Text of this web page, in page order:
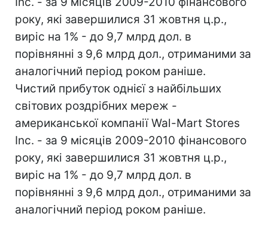
року, які завершилися 31 жовтня ц.р.,
виріс на 1% - до 9,7 млрд дол. в
порівнянні з 9,6 млрд дол., отриманими за
аналогічний період роком раніше.
Чистий прибуток однієї з найбільших
світових роздрібних мереж -
американської компанії Wal-Mart Stores
Inc. - за 9 місяців 2009-2010 фінансового
року, які завершилися 31 жовтня ц.р.,
виріс на 1% - до 9,7 млрд дол. в
порівнянні з 9,6 млрд дол., отриманими за
аналогічний період роком раніше.